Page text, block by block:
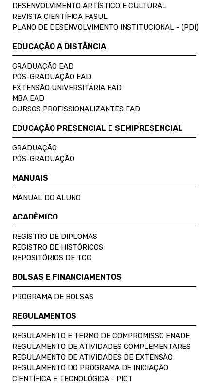
DESENVOLVIMENTO ARTÍSTICO E CULTURAL
REVISTA CIENTÍFICA FASUL
PLANO DE DESENVOLVIMENTO INSTITUCIONAL - (PDI)
EDUCAÇÃO A DISTÂNCIA
GRADUAÇÃO EAD
PÓS-GRADUAÇÃO EAD
EXTENSÃO UNIVERSITÁRIA EAD
MBA EAD
CURSOS PROFISSIONALIZANTES EAD
EDUCAÇÃO PRESENCIAL E SEMIPRESENCIAL
GRADUAÇÃO
PÓS-GRADUAÇÃO
MANUAIS
MANUAL DO ALUNO
ACADÊMICO
REGISTRO DE DIPLOMAS
REGISTRO DE HISTÓRICOS
REPOSITÓRIOS DE TCC
BOLSAS E FINANCIAMENTOS
PROGRAMA DE BOLSAS
REGULAMENTOS
REGULAMENTO E TERMO DE COMPROMISSO ENADE
REGULAMENTO DE ATIVIDADES COMPLEMENTARES
REGULAMENTO DE ATIVIDADES DE EXTENSÃO
REGULAMENTO DO PROGRAMA DE INICIAÇÃO
CIENTÍFICA E TECNOLÓGICA - PICT